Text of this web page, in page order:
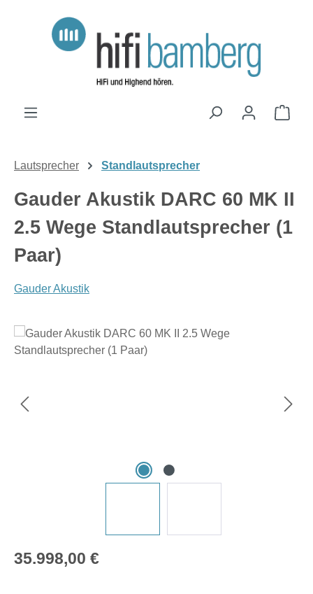
Zum Hauptinhalt springen
Lautsprecher Standlautsprecher
Gauder Akustik DARC 60 MK II
2.5 Wege Standlautsprecher (1
Paar)
Gauder Akustik
Bildergalerie überspringen
Regulärer Preis:
35.998,00 €